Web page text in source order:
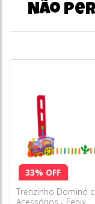
Não
33% OFF
Trenzinho Dominó